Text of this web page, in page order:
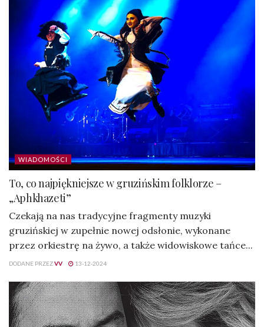
WIADOMOŚCI
To, co najpiękniejsze w gruzińskim folklorze –
„Aphkhazeti”
Czekają na nas tradycyjne fragmenty muzyki
gruzińskiej w zupełnie nowej odsłonie, wykonane
przez orkiestrę na żywo, a także widowiskowe tańce...
DODANE PRZEZVV 13-12-2024